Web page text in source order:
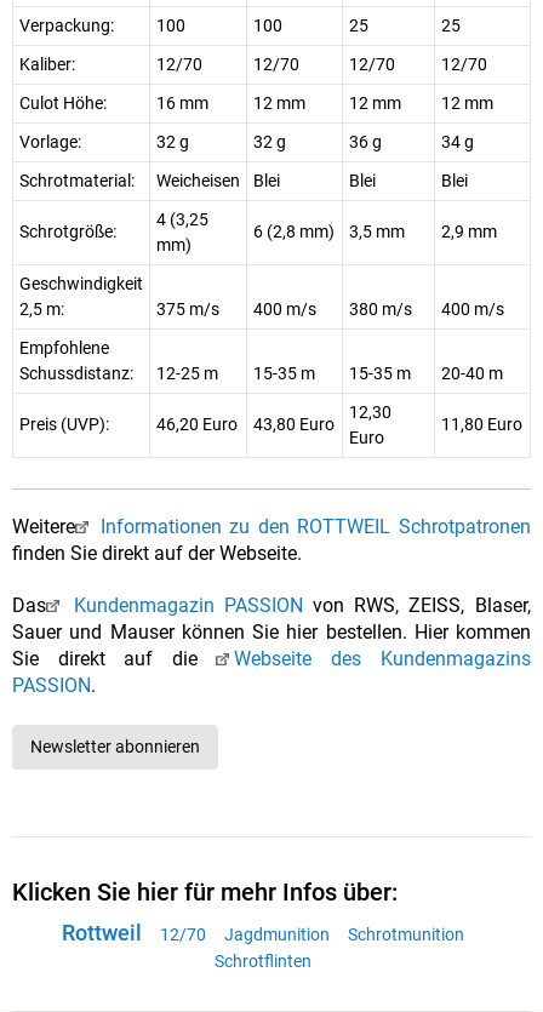
Verpackung:
100 100 25
25
Kaliber:
12/70 12/70 12/70
12/70
Culot Höhe:
16 mm 12 mm 12 mm
12 mm
Vorlage:
32 g 32 g 36 g
34 g
Schrotmaterial:
Weicheisen Blei Blei Blei
Schrotgröße:
4 (3,25
mm)
6 (2,8 mm) 3,5 mm 2,9 mm
Geschwindigkeit
2,5 m:
375 m/s 400 m/s 380 m/s
400 m/s
Empfohlene
Schussdistanz:
12-25 m 15-35 m 15-35 m 20-40 m
Preis (UVP): 46,20 Euro 43,80 Euro
12,30
Euro
11,80 Euro
Weitere
Informationen zu den ROTTWEIL Schrotpatronen
finden Sie direkt auf der Webseite.
Das Kundenmagazin PASSION von RWS, ZEISS, Blaser,
Sauer und Mauser können Sie hier bestellen. Hier kommen
Sie direkt auf die
Webseite des Kundenmagazins
PASSION.
Newsletter abonnieren
Klicken Sie hier für mehr Infos über:
Rottweil 12/70 Jagdmunition
Schrotmunition
Schrotflinten